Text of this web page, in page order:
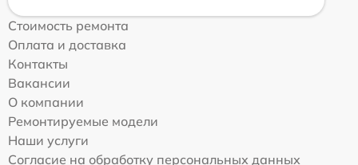
Стоимость ремонта
Оплата и доставка
Контакты
Вакансии
О компании
Ремонтируемые модели
Наши услуги
Согласие на обработку персональных данных